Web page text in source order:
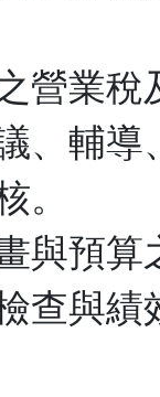
營業稅
、輔導
。
與預算
查與績